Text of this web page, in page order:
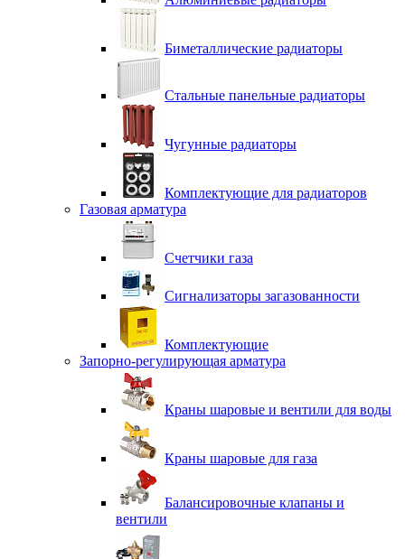
Биметаллические радиаторы
Стальные панельные радиаторы
Чугунные радиаторы
Комплектующие для радиаторов
Газовая арматура
Счетчики газа
Сигнализаторы загазованности
Комплектующие
Запорно-регулирующая арматура
Краны шаровые и вентили для воды
Краны шаровые для газа
Балансировочные клапаны и
вентили